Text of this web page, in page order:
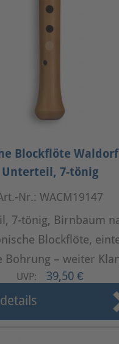
Blockflöte
Unterteil, 7-tönig
Nr.: WACM19147
7-tönig, Birnbaum
Blockflöte,
Bohrung – weiter
UVP: 39,50 €